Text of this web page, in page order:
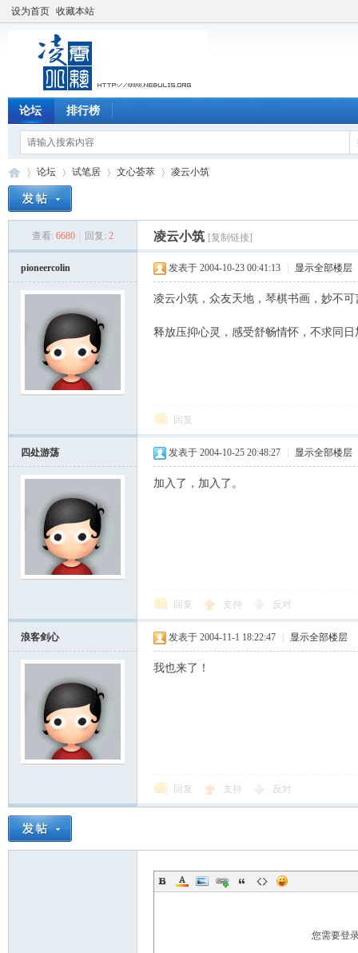
设为首页 收藏本站
论坛 排行榜
论坛
›
试笔居
›
文心荟萃
›
凌云小筑
查看: 6680 回复: 2 凌云小筑 [复制链接]
pioneercolin 发表于 2004-10-23 00:41:13 显示全部楼层
凌云小筑，众友天地，琴棋书画，妙不可
释放压抑心灵，感受舒畅情怀，不求同
回复
四处游荡 发表于 2004-10-25 20:48:27 显示全部楼层
加入了，加入了。
回复 支持 反对
浪客剑心 发表于 2004-11-1 18:22:47 显示全部楼层
我也来了！
回复 支持 反对
您需要登